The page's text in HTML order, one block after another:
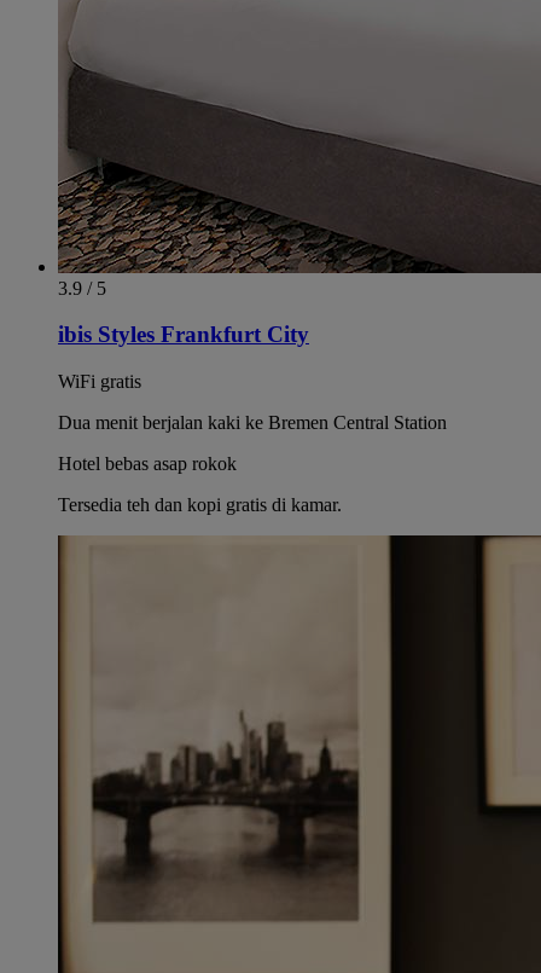
3.9 / 5
ibis Styles Frankfurt City
WiFi gratis
Dua menit berjalan kaki ke Bremen Central Station
Hotel bebas asap rokok
Tersedia teh dan kopi gratis di kamar.